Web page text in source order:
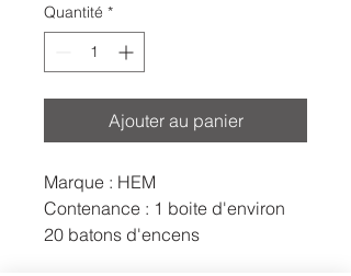
Quantité *
Ajouter au panier
Marque : HEM
Contenance : 1 boite d'environ
20 batons d'encens